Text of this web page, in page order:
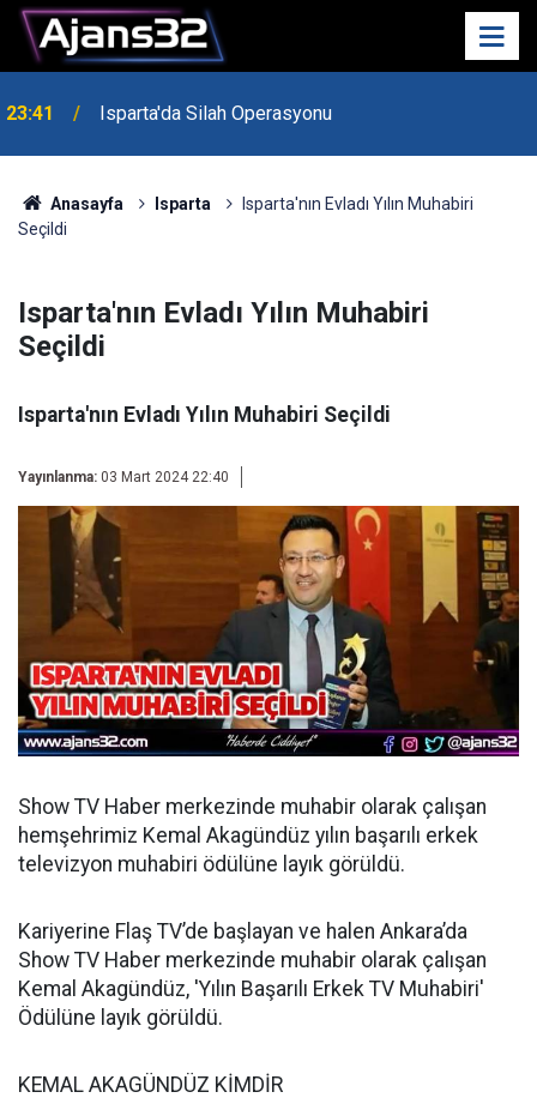
23:41
Isparta'da Silah Operasyonu
Anasayfa Isparta
Isparta'nın Evladı Yılın Muhabiri
Seçildi
Isparta'nın Evladı Yılın Muhabiri
Seçildi
Isparta'nın Evladı Yılın Muhabiri Seçildi
Yayınlanma: 03 Mart 2024 22:40
Show TV Haber merkezinde muhabir olarak çalışan
hemşehrimiz Kemal Akagündüz yılın başarılı erkek
televizyon muhabiri ödülüne layık görüldü.
Kariyerine Flaş TV’de başlayan ve halen Ankara’da
Show TV Haber merkezinde muhabir olarak çalışan
Kemal Akagündüz, 'Yılın Başarılı Erkek TV Muhabiri'
Ödülüne layık görüldü.
KEMAL AKAGÜNDÜZ KİMDİR